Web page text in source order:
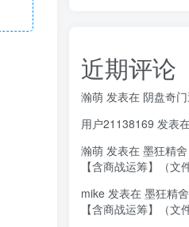
近期评论
瀚萌 发表在 阴盘奇
用户21138169 发表
瀚萌 发表在 墨狂精
【含商战运筹】（文
mike 发表在 墨狂精
【含商战运筹】（文